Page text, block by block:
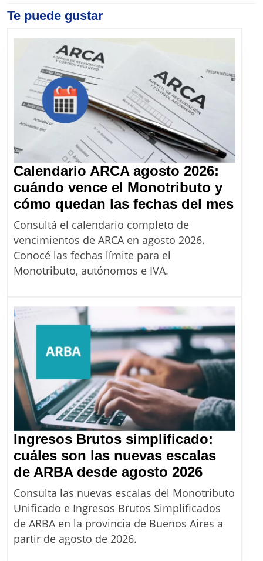
Previous
Te puede gustar
Calendario ARCA agosto 2026:
cuándo vence el Monotributo y
cómo quedan las fechas del mes
y
del
mes
Consultá el calendario completo de
vencimientos de ARCA en agosto 2026.
Conocé las fechas límite para el
Monotributo, autónomos e IVA.
Ingresos Brutos simplificado:
cuáles son las nuevas escalas
de ARBA desde agosto 2026Ingresos
Brutos
cuáles
Consulta las nuevas escalas del Monotributo
Unificado e Ingresos Brutos Simplificados
de ARBA en la provincia de Buenos Aires a
partir de agosto de 2026.